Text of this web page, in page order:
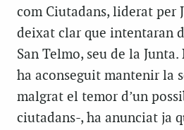
com Ciutadans, liderat per
deixat clar que intentaran
San Telmo, seu de la
ha aconseguit mantenir la
malgrat el temor d’un
ciutadans-, ha anunciat ja